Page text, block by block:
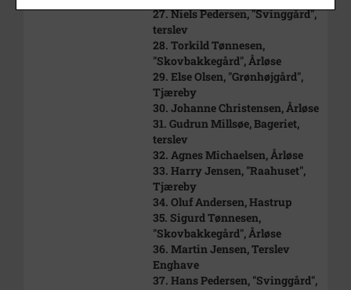
27. Niels Pedersen, "Svinggård",
terslev
28. Torkild Tønnesen,
"Skovbakkegård", Årløse
29. Else Olsen, "Grønhøjgård",
Tjæreby
30. Johanne Christensen, Årløse
31. Gudrun Millsøe, Bageriet,
terslev
32. Agnes Michaelsen, Årløse
33. Harry Jensen, "Raahuset",
Tjæreby
34. Oluf Andersen, Hastrup
35. Sigurd Tønnesen,
"Skovbakkegård", Årløse
36. Martin Jensen, Terslev
Enghave
37. Hans Pedersen, "Svinggård",